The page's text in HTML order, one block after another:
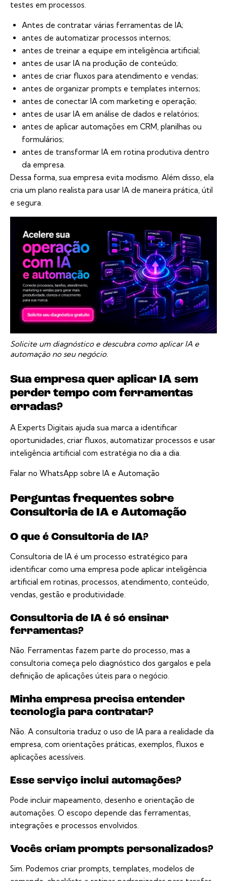
testes em processos.
Antes de contratar várias ferramentas de IA;
antes de automatizar processos internos;
antes de treinar a equipe em inteligência artificial;
antes de usar IA na produção de conteúdo;
antes de criar fluxos para atendimento e vendas;
antes de organizar prompts e templates internos;
antes de conectar IA com marketing e operação;
antes de usar IA em análise de dados e relatórios;
antes de aplicar automações em CRM, planilhas ou
formulários;
antes de transformar IA em rotina produtiva dentro
da empresa.
Dessa forma, sua empresa evita modismo. Além disso, ela
cria um plano realista para usar IA de maneira prática, útil
e segura.
Solicite um diagnóstico e descubra como aplicar IA e
automação no seu negócio.
Sua empresa quer aplicar IA sem
perder tempo com ferramentas
erradas?
A Experts Digitais ajuda sua marca a identificar
oportunidades, criar fluxos, automatizar processos e usar
inteligência artificial com estratégia no dia a dia.
Falar no WhatsApp sobre IA e Automação
Perguntas frequentes sobre
Consultoria de IA e Automação
O que é Consultoria de IA?
Consultoria de IA é um processo estratégico para
identificar como uma empresa pode aplicar inteligência
artificial em rotinas, processos, atendimento, conteúdo,
vendas, gestão e produtividade.
Consultoria de IA é só ensinar
ferramentas?
Não. Ferramentas fazem parte do processo, mas a
consultoria começa pelo diagnóstico dos gargalos e pela
definição de aplicações úteis para o negócio.
Minha empresa precisa entender
tecnologia para contratar?
Não. A consultoria traduz o uso de IA para a realidade da
empresa, com orientações práticas, exemplos, fluxos e
aplicações acessíveis.
Esse serviço inclui automações?
Pode incluir mapeamento, desenho e orientação de
automações. O escopo depende das ferramentas,
integrações e processos envolvidos.
Vocês criam prompts personalizados?
Sim. Podemos criar prompts, templates, modelos de